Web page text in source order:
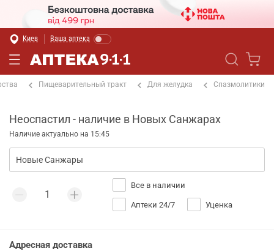
Киев Ваша аптека
Пищеварительный тракт Для желудка Спазмолитики
Неоспастил - наличие в Новых Санжарах
Наличие актуально на 15:45
Все в наличии
Аптеки 24/7 Уценка
Адресная доставка